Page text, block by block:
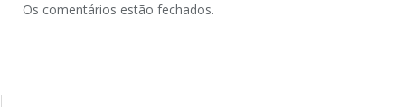
Os comentários estão fechados.